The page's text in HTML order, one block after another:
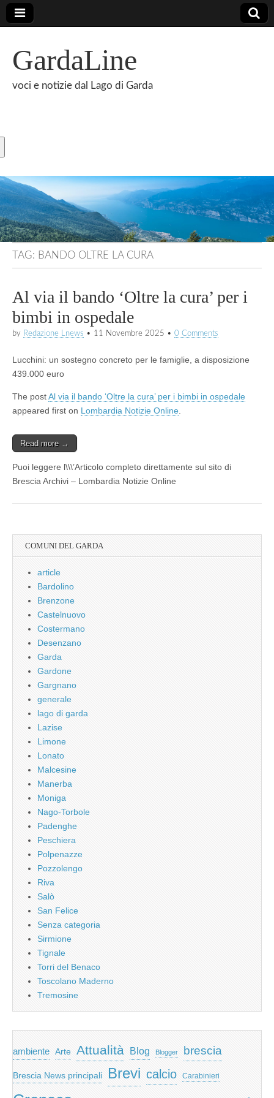
GardaLine
voci e notizie dal Lago di Garda
TAG: BANDO OLTRE LA CURA
Al via il bando ‘Oltre la cura’ per i
bimbi in ospedale
by Redazione Lnews • 11 Novembre 2025 • 0 Comments
Lucchini: un sostegno concreto per le famiglie, a disposizione
439.000 euro
The postAl via il bando ‘Oltre la cura’ per i bimbi in ospedale
appeared first on Lombardia Notizie Online
Read more →
Puoi leggere l\\\’Articolo completo direttamente sul sito di
Brescia Archivi – Lombardia Notizie Online
COMUNI DEL GARDA
article
Bardolino
Brenzone
Castelnuovo
Costermano
Desenzano
Garda
Gardone
Gargnano
generale
lago di garda
Lazise
Limone
Lonato
Malcesine
Manerba
Moniga
Nago-Torbole
Padenghe
Peschiera
Polpenazze
Pozzolengo
Riva
Salò
San Felice
Senza categoria
Sirmione
Tignale
Torri del Benaco
Toscolano Maderno
Tremosine
ambiente Arte Attualità Blog Blogger brescia
Brescia News principali Brevi calcio Carabinieri